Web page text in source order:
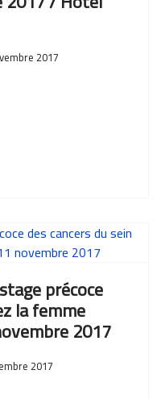
2017
précoce
la femme
2017
2017